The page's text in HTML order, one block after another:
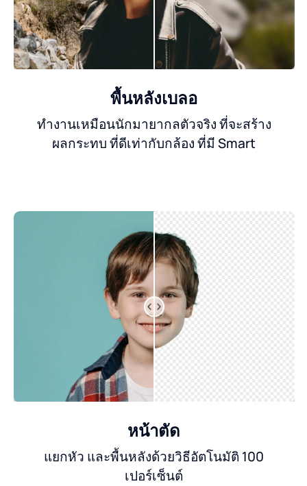
พื้นหลังเบลอ
ทำงานเหมือนนักมายากลตัวจริง ที่จะสร้าง
ผลกระทบ ที่ดีเท่ากับกล้อง ที่มี Smart
หน้าตัด
แยกหัว และพื้นหลังด้วยวิธีอัตโนมัติ 100
เปอร์เซ็นต์